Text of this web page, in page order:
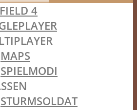
4
MAPS
SPIELMODI
STURMSOLDAT